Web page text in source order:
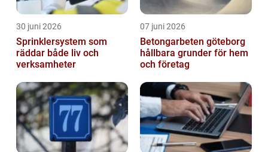
30 juni 2026
Sprinklersystem som
räddar både liv och
verksamheter
07 juni 2026
Betongarbeten göteborg
hållbara grunder för hem
och företag